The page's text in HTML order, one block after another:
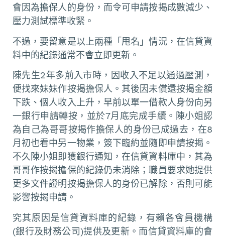
會因為擔保人的身份，而令可申請按揭成數減少、
壓力測試標準收緊。
不過，要留意是以上兩種「甩名」情況，在信貸資
料中的紀錄通常不會立即更新。
陳先生2年多前入市時，因收入不足以通過壓測，
便找來妹妹作按揭擔保人。其後因未償還按揭金額
下跌、個人收入上升，早前以單一借款人身份向另
一銀行申請轉按，並於7月底完成手續。陳小姐認
為自己為哥哥按揭作擔保人的身份已成過去，在8
月初也看中另一物業，簽下臨約並隨即申請按揭。
不久陳小姐即獲銀行通知，在信貸資料庫中，其為
哥哥作按揭擔保的紀錄仍未消除；職員要求她提供
更多文件證明按揭擔保人的身份已解除，否則可能
影響按揭申請。
究其原因是信貸資料庫的紀錄，有賴各會員機構
(銀行及財務公司)提供及更新。而信貸資料庫的會